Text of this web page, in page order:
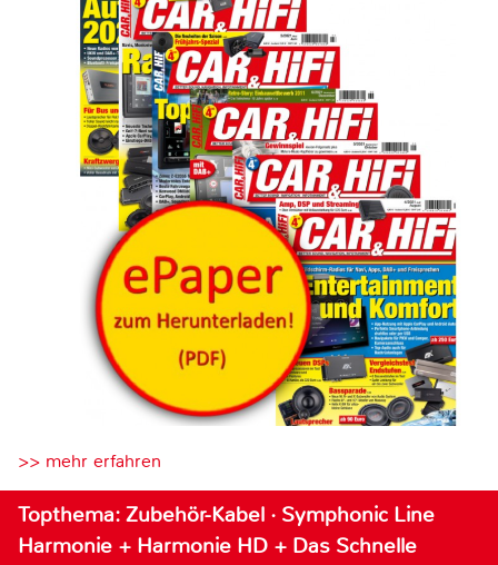
>> mehr erfahren
Topthema: Zubehör-Kabel · Symphonic Line
Harmonie + Harmonie HD + Das Schnelle